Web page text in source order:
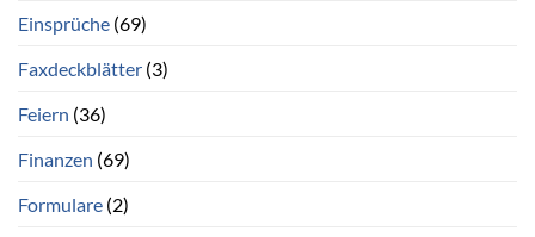
Einsprüche (69)
Faxdeckblätter (3)
Feiern (36)
Finanzen (69)
Formulare (2)